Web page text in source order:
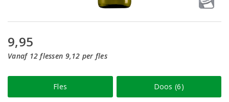
9,95
Vanaf 12 flessen 9,12 per fles
Fles Doos (6)